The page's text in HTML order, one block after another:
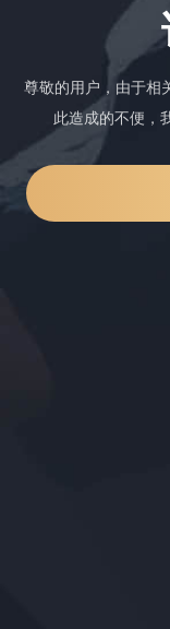
尊敬的用户，由于相
此造成的不便，